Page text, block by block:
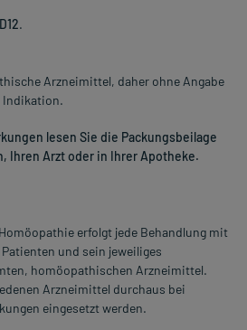
.
Arzneimittel, daher ohne Angabe
Indikation.
lesen Sie die Packungsbeilage
Ihren Arzt oder in Ihrer Apotheke.
erfolgt jede Behandlung mit
und sein jeweiliges
homöopathischen Arzneimittel.
Arzneimittel durchaus bei
eingesetzt werden.